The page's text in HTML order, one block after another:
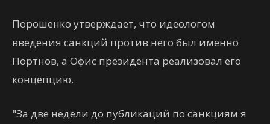
Порошенко утверждает, что идеологом
введения санкций против него был именно
Портнов, а Офис президента реализовал его
концепцию.
"За две недели до публикаций по санкциям я